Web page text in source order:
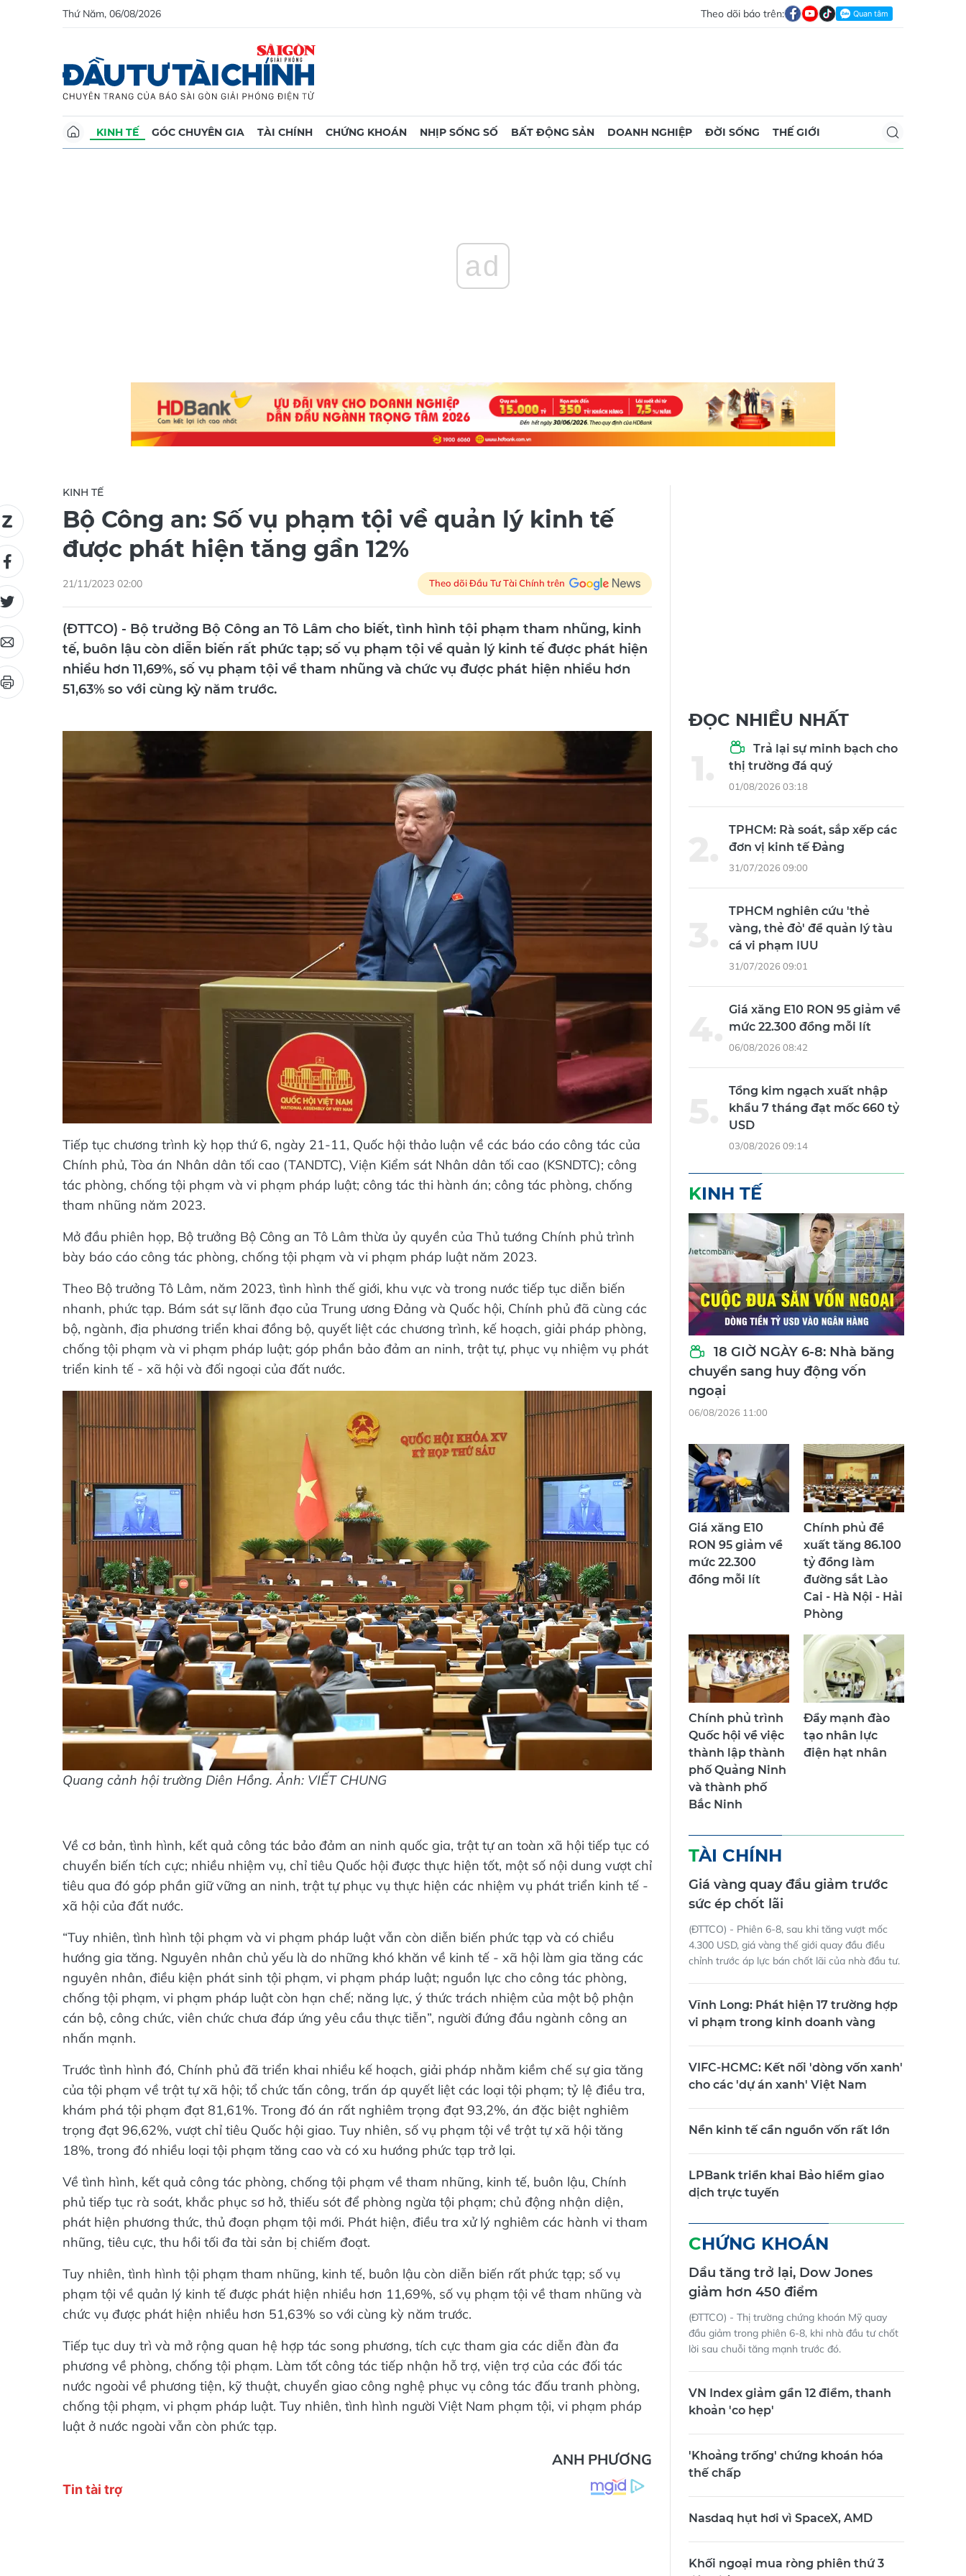
Thứ Năm, 06/08/2026 Theo dõi báo trên:
KINH TẾ GÓC CHUYÊN GIA TÀI CHÍNH CHỨNG KHOÁN NHỊP SỐNG SỐ BẤT ĐỘNG SẢN DOANH NGHIỆP ĐỜI SỐNG THẾ GIỚI
ad
KINH TẾ
Bộ Công an: Số vụ phạm tội về quản lý kinh tế
được phát hiện tăng gần 12%
21/11/2023 02:00 Theo dõi Đầu Tư Tài Chính trên
(ĐTTCO) - Bộ trưởng Bộ Công an Tô Lâm cho biết, tình hình tội phạm tham nhũng, kinh
tế, buôn lậu còn diễn biến rất phức tạp; số vụ phạm tội về quản lý kinh tế được phát hiện
nhiều hơn 11,69%, số vụ phạm tội về tham nhũng và chức vụ được phát hiện nhiều hơn
51,63% so với cùng kỳ năm trước.
Tiếp tục chương trình kỳ họp thứ 6, ngày 21-11, Quốc hội thảo luận về các báo cáo công tác của
Chính phủ, Tòa án Nhân dân tối cao (TANDTC), Viện Kiểm sát Nhân dân tối cao (KSNDTC); công
tác phòng, chống tội phạm và vi phạm pháp luật; công tác thi hành án; công tác phòng, chống
tham nhũng năm 2023.
Mở đầu phiên họp, Bộ trưởng Bộ Công an Tô Lâm thừa ủy quyền của Thủ tướng Chính phủ trình
bày báo cáo công tác phòng, chống tội phạm và vi phạm pháp luật năm 2023.
Theo Bộ trưởng Tô Lâm, năm 2023, tình hình thế giới, khu vực và trong nước tiếp tục diễn biến
nhanh, phức tạp. Bám sát sự lãnh đạo của Trung ương Đảng và Quốc hội, Chính phủ đã cùng các
bộ, ngành, địa phương triển khai đồng bộ, quyết liệt các chương trình, kế hoạch, giải pháp phòng,
chống tội phạm và vi phạm pháp luật; góp phần bảo đảm an ninh, trật tự, phục vụ nhiệm vụ phát
triển kinh tế - xã hội và đối ngoại của đất nước.
Quang cảnh hội trường Diên Hồng. Ảnh: VIẾT CHUNG
Về cơ bản, tình hình, kết quả công tác bảo đảm an ninh quốc gia, trật tự an toàn xã hội tiếp tục có
chuyển biến tích cực; nhiều nhiệm vụ, chỉ tiêu Quốc hội được thực hiện tốt, một số nội dung vượt chỉ
tiêu qua đó góp phần giữ vững an ninh, trật tự phục vụ thực hiện các nhiệm vụ phát triển kinh tế -
xã hội của đất nước.
“Tuy nhiên, tình hình tội phạm và vi phạm pháp luật vẫn còn diễn biến phức tạp và có chiều
hướng gia tăng. Nguyên nhân chủ yếu là do những khó khăn về kinh tế - xã hội làm gia tăng các
nguyên nhân, điều kiện phát sinh tội phạm, vi phạm pháp luật; nguồn lực cho công tác phòng,
chống tội phạm, vi phạm pháp luật còn hạn chế; năng lực, ý thức trách nhiệm của một bộ phận
cán bộ, công chức, viên chức chưa đáp ứng yêu cầu thực tiễn”, người đứng đầu ngành công an
nhấn mạnh.
Trước tình hình đó, Chính phủ đã triển khai nhiều kế hoạch, giải pháp nhằm kiềm chế sự gia tăng
của tội phạm về trật tự xã hội; tổ chức tấn công, trấn áp quyết liệt các loại tội phạm; tỷ lệ điều tra,
khám phá tội phạm đạt 81,61%. Trong đó án rất nghiêm trọng đạt 93,2%, án đặc biệt nghiêm
trọng đạt 96,62%, vượt chỉ tiêu Quốc hội giao. Tuy nhiên, số vụ phạm tội về trật tự xã hội tăng
18%, trong đó nhiều loại tội phạm tăng cao và có xu hướng phức tạp trở lại.
Về tình hình, kết quả công tác phòng, chống tội phạm về tham nhũng, kinh tế, buôn lậu, Chính
phủ tiếp tục rà soát, khắc phục sơ hở, thiếu sót để phòng ngừa tội phạm; chủ động nhận diện,
phát hiện phương thức, thủ đoạn phạm tội mới. Phát hiện, điều tra xử lý nghiêm các hành vi tham
nhũng, tiêu cực, thu hồi tối đa tài sản bị chiếm đoạt.
Tuy nhiên, tình hình tội phạm tham nhũng, kinh tế, buôn lậu còn diễn biến rất phức tạp; số vụ
phạm tội về quản lý kinh tế được phát hiện nhiều hơn 11,69%, số vụ phạm tội về tham nhũng và
chức vụ được phát hiện nhiều hơn 51,63% so với cùng kỳ năm trước.
Tiếp tục duy trì và mở rộng quan hệ hợp tác song phương, tích cực tham gia các diễn đàn đa
phương về phòng, chống tội phạm. Làm tốt công tác tiếp nhận hỗ trợ, viện trợ của các đối tác
nước ngoài về phương tiện, kỹ thuật, chuyển giao công nghệ phục vụ công tác đấu tranh phòng,
chống tội phạm, vi phạm pháp luật. Tuy nhiên, tình hình người Việt Nam phạm tội, vi phạm pháp
luật ở nước ngoài vẫn còn phức tạp.
ANH PHƯƠNG
ĐỌC NHIỀU NHẤT
Trả lại sự minh bạch cho
thị trường đá quý
01/08/2026 03:18
TPHCM: Rà soát, sắp xếp các
đơn vị kinh tế Đảng
31/07/2026 09:00
TPHCM nghiên cứu 'thẻ
vàng, thẻ đỏ' để quản lý tàu
cá vi phạm IUU
31/07/2026 09:01
Giá xăng E10 RON 95 giảm về
mức 22.300 đồng mỗi lít
06/08/2026 08:42
Tổng kim ngạch xuất nhập
khẩu 7 tháng đạt mốc 660 tỷ
USD
03/08/2026 09:14
KINH TẾ
18 GIỜ NGÀY 6-8: Nhà băng
chuyển sang huy động vốn
ngoại
06/08/2026 11:00
Giá xăng E10
RON 95 giảm về
mức 22.300
đồng mỗi lít
Chính phủ đề
xuất tăng 86.100
tỷ đồng làm
đường sắt Lào
Cai - Hà Nội - Hải
Phòng
Chính phủ trình
Quốc hội về việc
thành lập thành
phố Quảng Ninh
và thành phố
Bắc Ninh
Đẩy mạnh đào
tạo nhân lực
điện hạt nhân
TÀI CHÍNH
Giá vàng quay đầu giảm trước
sức ép chốt lãi
(ĐTTCO) - Phiên 6-8, sau khi tăng vượt mốc
4.300 USD, giá vàng thế giới quay đầu điều
chỉnh trước áp lực bán chốt lãi của nhà đầu tư.
Vĩnh Long: Phát hiện 17 trường hợp
vi phạm trong kinh doanh vàng
VIFC-HCMC: Kết nối 'dòng vốn xanh'
cho các 'dự án xanh' Việt Nam
Nền kinh tế cần nguồn vốn rất lớn
LPBank triển khai Bảo hiểm giao
dịch trực tuyến
CHỨNG KHOÁN
Dầu tăng trở lại, Dow Jones
giảm hơn 450 điểm
(ĐTTCO) - Thị trường chứng khoán Mỹ quay
đầu giảm trong phiên 6-8, khi nhà đầu tư chốt
lời sau chuỗi tăng mạnh trước đó.
VN Index giảm gần 12 điểm, thanh
khoản 'co hẹp'
'Khoảng trống' chứng khoán hóa
thế chấp
Nasdaq hụt hơi vì SpaceX, AMD
Khối ngoại mua ròng phiên thứ 3